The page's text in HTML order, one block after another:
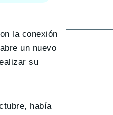
la conexión
un nuevo
su
había